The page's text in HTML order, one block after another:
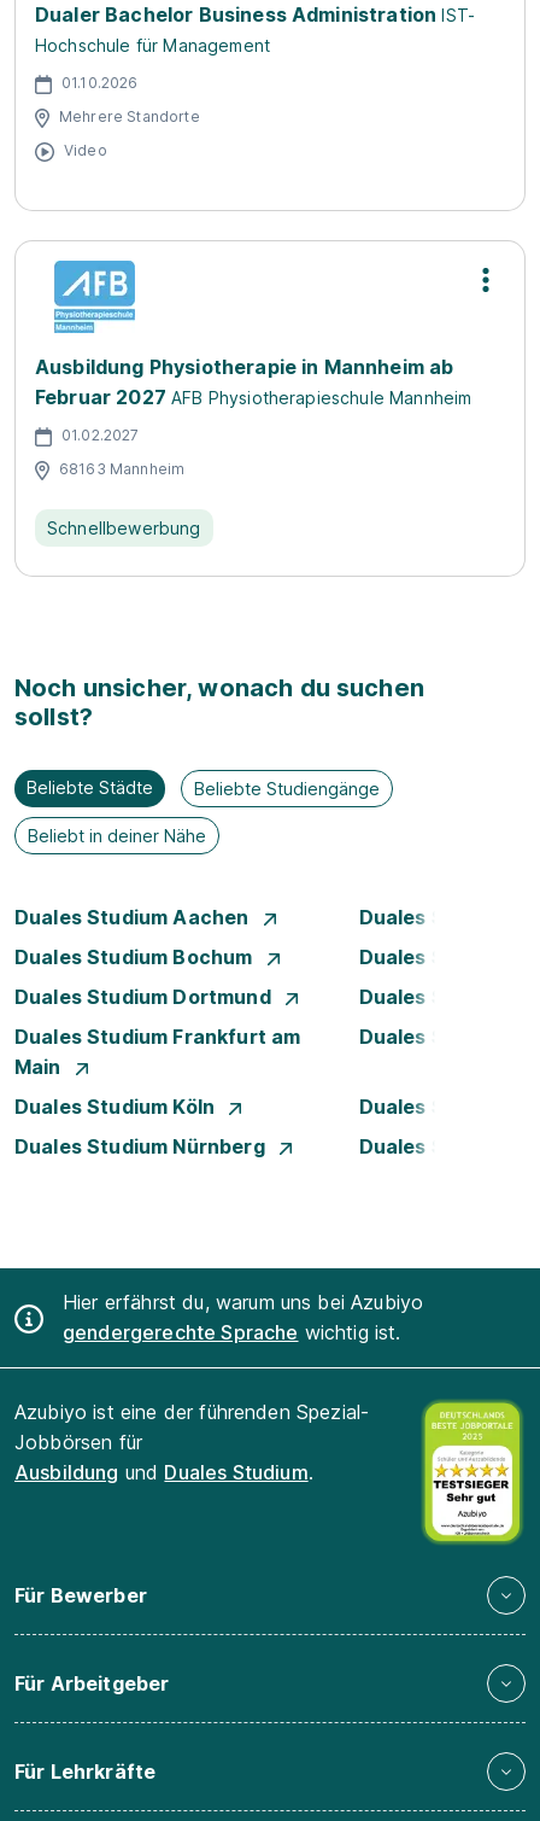
Dualer Bachelor Business Administration IST-
Hochschule für Management
01.10.2026
Mehrere Standorte
Video
Ausbildung Physiotherapie in Mannheim ab
Februar 2027 AFB Physiotherapieschule Mannheim
01.02.2027
68163 Mannheim
Schnellbewerbung
Noch unsicher, wonach du suchen
sollst?
Beliebte Städte Beliebte Studiengänge
Beliebt in deiner Nähe
Duales Studium Aachen
Duales Studium
Duales Studium Bochum
Duales Studium
Duales Studium Dortmund
Duales Studium
Duales Studium Frankfurt am
Main
Duales Studium
Duales Studium Köln
Duales Studium
Duales Studium Nürnberg
Duales Studium
Hier erfährst du, warum uns bei Azubiyo
gendergerechte Sprache wichtig ist.
Azubiyo ist eine der führenden Spezial-
Jobbörsen für
Ausbildung und Duales Studium.
Für Bewerber
Für Arbeitgeber
Für Lehrkräfte